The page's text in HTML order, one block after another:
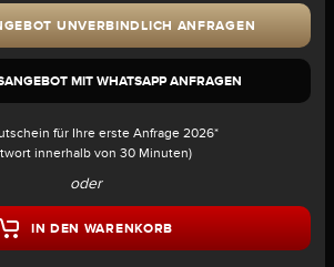
UNVERBINDLICH ANFRAGEN
MIT WHATSAPP ANFRAGEN
für Ihre erste Anfrage 2026*
innerhalb von 30 Minuten)
oder
IN DEN WARENKORB